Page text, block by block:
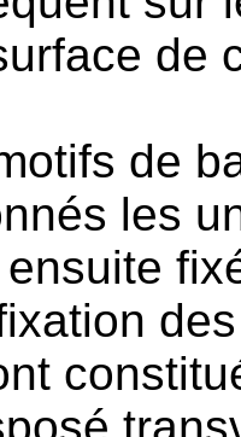
de
de
les